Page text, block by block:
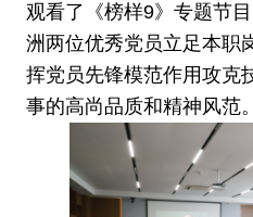
观看了《榜样9》专题节
洲两位优秀党员立足本职
挥党员先锋模范作用攻克
事的高尚品质和精神风范。